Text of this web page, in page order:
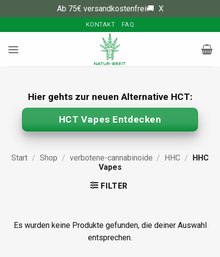
Ab 75€ versandkostenfrei🚚 X
Inhalt
springen
KONTAKT FAQ
Hier gehts zur neuen Alternative HCT:
HCT Vapes Entdecken
Start / Shop / verbotene-cannabinoide / HHC / HHC
Vapes
FILTER
Es wurden keine Produkte gefunden, die deiner Auswahl
entsprechen.